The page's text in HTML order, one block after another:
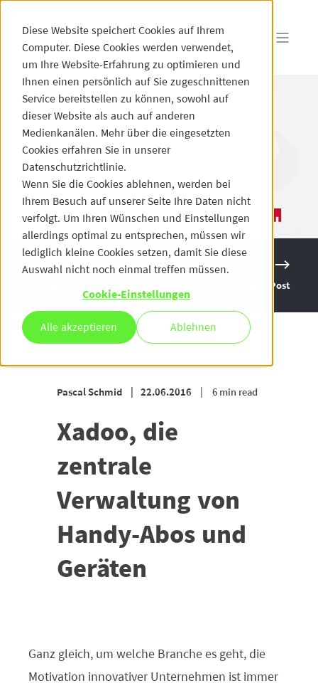
Diese Website speichert Cookies auf Ihrem
Computer. Diese Cookies werden verwendet,
um Ihre Website-Erfahrung zu optimieren und
Ihnen einen persönlich auf Sie zugeschnittenen
Service bereitstellen zu können, sowohl auf
dieser Website als auch auf anderen
Medienkanälen. Mehr über die eingesetzten
Cookies erfahren Sie in unserer
Datenschutzrichtlinie.
Wenn Sie die Cookies ablehnen, werden bei
Ihrem Besuch auf unserer Seite Ihre Daten nicht
verfolgt. Um Ihren Wünschen und Einstellungen
allerdings optimal zu entsprechen, müssen wir
lediglich kleine Cookies setzen, damit Sie diese
Auswahl nicht noch einmal treffen müssen.
Cookie-Einstellungen
Alle akzeptieren Ablehnen
Next Post
Pascal Schmid 22.06.2016 6 min read
Xadoo, die
zentrale
Verwaltung von
Handy-Abos und
Geräten
Ganz gleich, um welche Branche es geht, die
Motivation innovativer Unternehmen ist immer